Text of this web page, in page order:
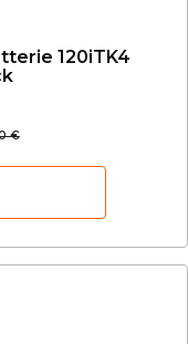
120iTK4
€